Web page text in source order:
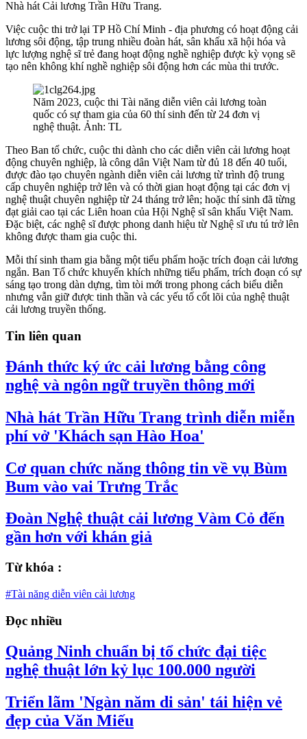
Nhà hát Cải lương Trần Hữu Trang.
Việc cuộc thi trở lại TP Hồ Chí Minh - địa phương có hoạt động cải
lương sôi động, tập trung nhiều đoàn hát, sân khấu xã hội hóa và
lực lượng nghệ sĩ trẻ đang hoạt động nghề nghiệp được kỳ vọng sẽ
tạo nên không khí nghề nghiệp sôi động hơn các mùa thi trước.
Năm 2023, cuộc thi Tài năng diễn viên cải lương toàn
quốc có sự tham gia của 60 thí sinh đến từ 24 đơn vị
nghệ thuật. Ảnh: TL
Theo Ban tổ chức, cuộc thi dành cho các diễn viên cải lương hoạt
động chuyên nghiệp, là công dân Việt Nam từ đủ 18 đến 40 tuổi,
được đào tạo chuyên ngành diễn viên cải lương từ trình độ trung
cấp chuyên nghiệp trở lên và có thời gian hoạt động tại các đơn vị
nghệ thuật chuyên nghiệp từ 24 tháng trở lên; hoặc thí sinh đã từng
đạt giải cao tại các Liên hoan của Hội Nghệ sĩ sân khấu Việt Nam.
Đặc biệt, các nghệ sĩ được phong danh hiệu từ Nghệ sĩ ưu tú trở lên
không được tham gia cuộc thi.
Mỗi thí sinh tham gia bằng một tiểu phẩm hoặc trích đoạn cải lương
ngắn. Ban Tổ chức khuyến khích những tiểu phẩm, trích đoạn có sự
sáng tạo trong dàn dựng, tìm tòi mới trong phong cách biểu diễn
nhưng vẫn giữ được tinh thần và các yếu tố cốt lõi của nghệ thuật
cải lương truyền thống.
Tin liên quan
Đánh thức ký ức cải lương bằng công
nghệ và ngôn ngữ truyền thông mới
Nhà hát Trần Hữu Trang trình diễn miễn
phí vở 'Khách sạn Hào Hoa'
Cơ quan chức năng thông tin về vụ Bùm
Bum vào vai Trưng Trắc
Đoàn Nghệ thuật cải lương Vàm Cỏ đến
gần hơn với khán giả
Từ khóa :
#Tài năng diễn viên cải lương
Đọc nhiều
Quảng Ninh chuẩn bị tổ chức đại tiệc
nghệ thuật lớn kỷ lục 100.000 người
Triển lãm 'Ngàn năm di sản' tái hiện vẻ
đẹp của Văn Miếu